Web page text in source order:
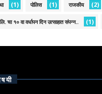
(1) पोलिस (1) राजकीय (2)
चा १० वा वर्धापन दिन उत्साहात संपन्न.. (1)